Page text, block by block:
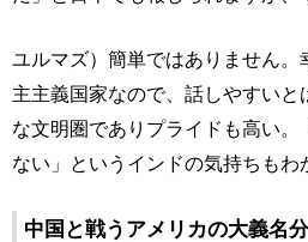
ユルマズ）簡単ではありません。
主主義国家なので、話しやすいと
な文明圏でありプライドも高い。
ない」というインドの気持ちもわ
中国と戦うアメリカの大義名